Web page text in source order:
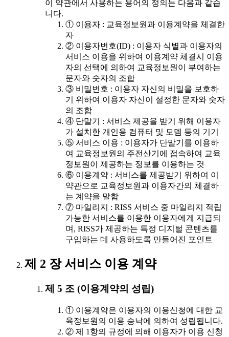
이 약관에서 사용하는 용어의 정의는 다음과 같습
니다.
① 이용자 : 교육정보원과 이용계약을 체결한
자
② 이용자번호(ID) : 이용자 식별과 이용자의
서비스 이용을 위하여 이용계약 체결시 이용
자의 선택에 의하여 교육정보원이 부여하는
문자와 숫자의 조합
③ 비밀번호 : 이용자 자신의 비밀을 보호하
기 위하여 이용자 자신이 설정한 문자와 숫자
의 조합
④ 단말기 : 서비스 제공을 받기 위해 이용자
가 설치한 개인용 컴퓨터 및 모뎀 등의 기기
⑤ 서비스 이용 : 이용자가 단말기를 이용하
여 교육정보원의 주전산기에 접속하여 교육
정보원이 제공하는 정보를 이용하는 것
⑥ 이용계약 : 서비스를 제공받기 위하여 이
약관으로 교육정보원과 이용자간의 체결하
는 계약을 말함
⑦ 마일리지 : RISS 서비스 중 마일리지 적립
가능한 서비스를 이용한 이용자에게 지급되
며, RISS가 제공하는 특정 디지털 콘텐츠를
구입하는 데 사용하도록 만들어진 포인트
제 2 장 서비스 이용 계약
제 5 조 (이용계약의 성립)
① 이용계약은 이용자의 이용신청에 대한 교
육정보원의 이용 승낙에 의하여 성립됩니다.
② 제 1항의 규정에 의해 이용자가 이용 신청